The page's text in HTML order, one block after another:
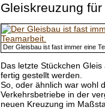
Gleiskreuzung
Der Gleisbau ist fast immer eine
Das letzte Stückchen
fertig gestellt werden.
So, oder ähnlich war wohl
Verkehrsbetriebe in der
neuen Kreuzung im